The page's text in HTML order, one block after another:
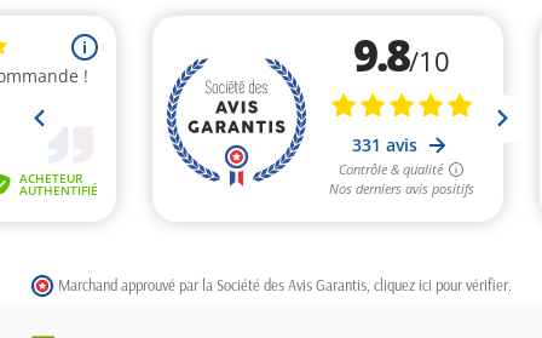
Marchand approuvé par la Société des Avis Garantis, cliquez ici pour vérifier